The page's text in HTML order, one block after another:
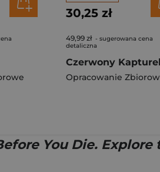
30,25 zł
49,99 zł - sugerowana cena
detaliczna
Czerwony
Opracowanie
You Die.